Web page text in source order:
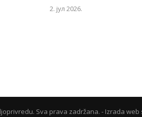
2. јул 2026.
Sva prava zadržana. - Izrada web